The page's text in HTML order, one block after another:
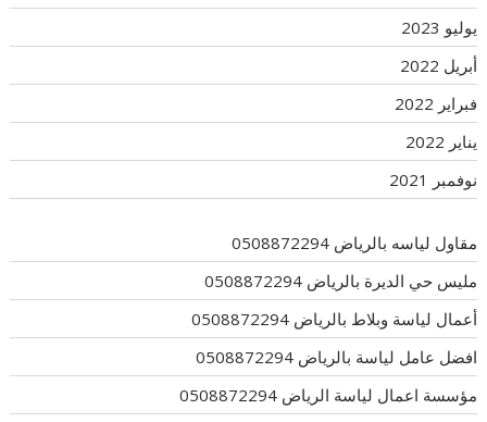
يوليو 2023
أبريل 2022
فبراير 2022
يناير 2022
نوفمبر 2021
مقاول لياسه بالرياض 0508872294
مليس حي الديرة بالرياض 0508872294
أعمال لياسة وبلاط بالرياض 0508872294
افضل عامل لياسة بالرياض 0508872294
مؤسسة اعمال لياسة الرياض 0508872294